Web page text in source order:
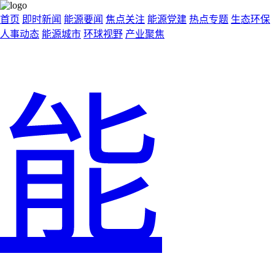
首页 即时新闻 能源要闻 焦点关注 能源党建 热点专题 生态环保
人事动态 能源城市 环球视野 产业聚焦
能